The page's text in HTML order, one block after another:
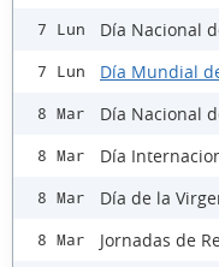
7 Lun Día Nacional
7 Lun Día Mundial
8 Mar Día Nacional
8 Mar Día
8 Mar Día de la
8 Mar Jornadas de